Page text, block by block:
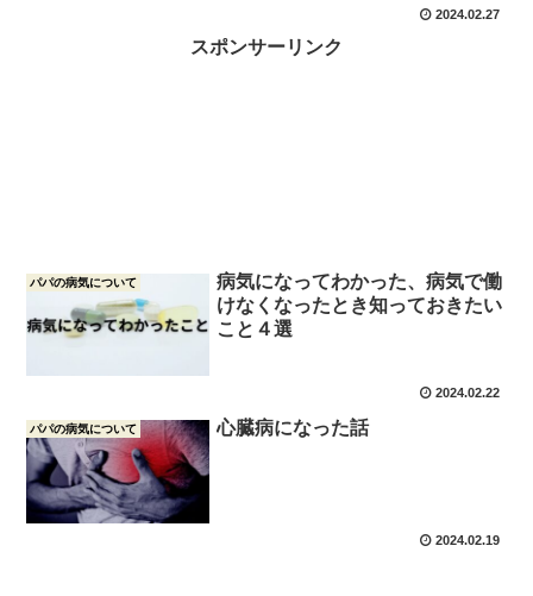
2024.02.27
スポンサーリンク
パパの病気について
病気になってわかった、病気で働
けなくなったとき知っておきたい
こと４選
2024.02.22
パパの病気について 心臓病になった話
2024.02.19